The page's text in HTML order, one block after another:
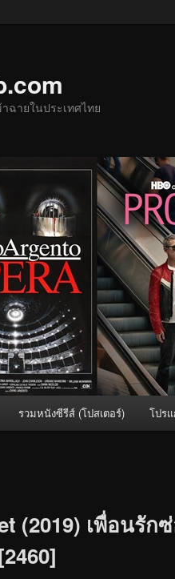
ฉายในประเทศไทย
รวมหนังซีรีส์ (โปสเตอร์) โปร
(2019) เพื่อนรัก